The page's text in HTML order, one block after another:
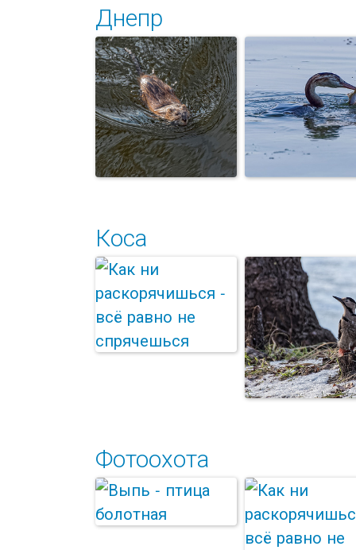
Рыжая цапля и
гуси
Чёрные
Днепр
Ондатра. Заплыв
на дистанцию
Чомга на
рыбалке
Коса
Как ни
раскорячишься -
всё равно не с...
Дятел
Фотоохота